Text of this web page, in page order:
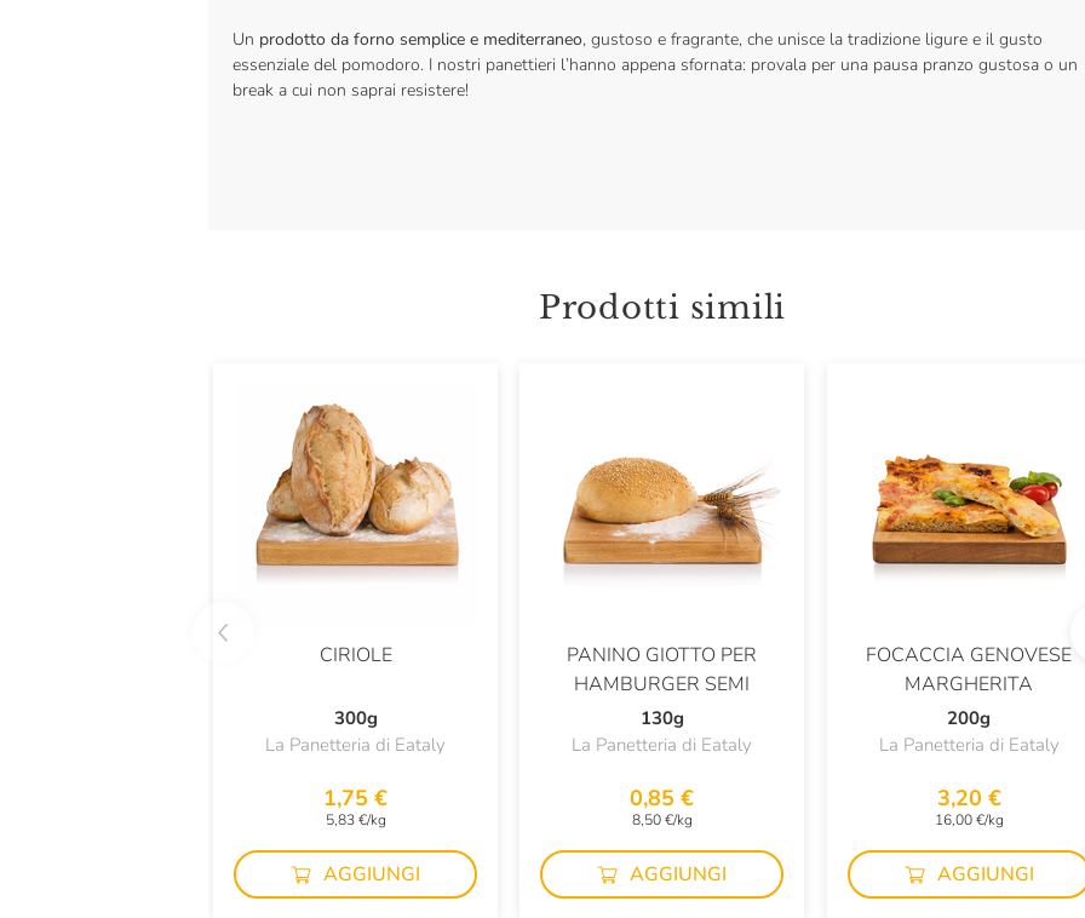
Un prodotto da forno semplice e mediterraneo, gustoso e fragrante, che unisce la tradizione ligure e il gusto
essenziale del pomodoro. I nostri panettieri l’hanno appena sfornata: provala per una pausa pranzo gustosa o un
break a cui non saprai resistere!
Prodotti simili
CIRIOLE
300g
La Panetteria di Eataly
1,75 €
5,83 €/kg
AGGIUNGI
PANINO GIOTTO PER
HAMBURGER SEMI
130g
La Panetteria di Eataly
0,85 €
8,50 €/kg
AGGIUNGI
FOCACCIA GENOVESE
MARGHERITA
200g
La Panetteria di Eataly
3,20 €
16,00 €/kg
AGGIUNGI